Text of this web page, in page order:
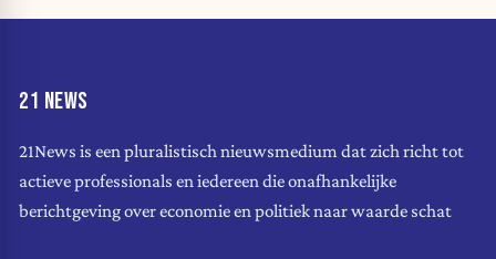
21 NEWS
21News is een pluralistisch nieuwsmedium dat zich richt tot
actieve professionals en iedereen die onafhankelijke
berichtgeving over economie en politiek naar waarde schat